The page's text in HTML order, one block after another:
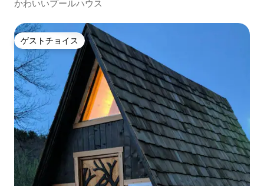
かわいいプールハウス
ゲストチョイス
ゲストチョイス